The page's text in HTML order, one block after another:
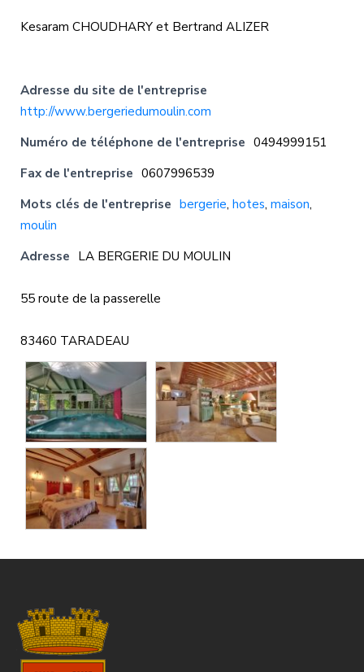
Kesaram CHOUDHARY et Bertrand ALIZER
Adresse du site de l'entreprise
http://www.bergeriedumoulin.com
Numéro de téléphone de l'entreprise 0494999151
Fax de l'entreprise 0607996539
Mots clés de l'entreprise bergerie, hotes, maison,
moulin
Adresse LA BERGERIE DU MOULIN
55 route de la passerelle
83460 TARADEAU